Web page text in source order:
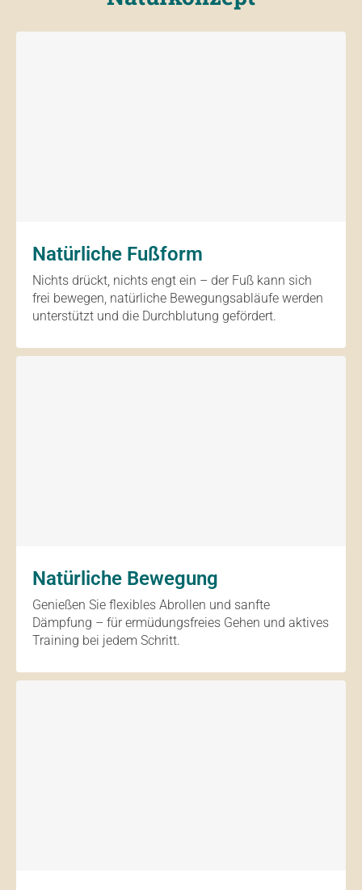
Natürliche Fußform
Nichts drückt, nichts engt ein – der Fuß kann sich
frei bewegen, natürliche Bewegungsabläufe werden
unterstützt und die Durchblutung gefördert.
Natürliche Bewegung
Genießen Sie flexibles Abrollen und sanfte
Dämpfung – für ermüdungsfreies Gehen und aktives
Training bei jedem Schritt.